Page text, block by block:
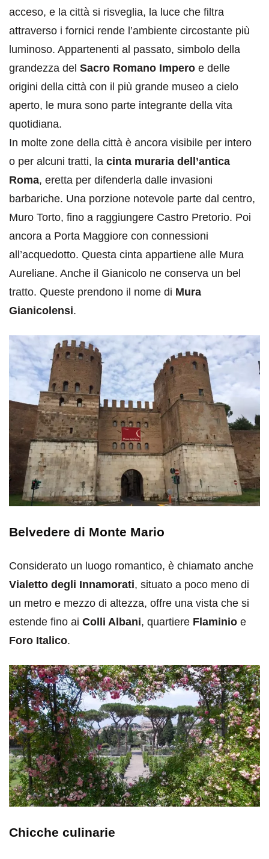
acceso, e la città si risveglia, la luce che filtra
attraverso i fornici rende l’ambiente circostante più
luminoso. Appartenenti al passato, simbolo della
grandezza del Sacro Romano Impero e delle
origini della città con il più grande museo a cielo
aperto, le mura sono parte integrante della vita
quotidiana.
In molte zone della città è ancora visibile per intero
o per alcuni tratti, la cinta muraria dell’antica
Roma, eretta per difenderla dalle invasioni
barbariche. Una porzione notevole parte dal centro,
Muro Torto, fino a raggiungere Castro Pretorio. Poi
ancora a Porta Maggiore con connessioni
all’acquedotto. Questa cinta appartiene alle Mura
Aureliane. Anche il Gianicolo ne conserva un bel
tratto. Queste prendono il nome di Mura
Gianicolensi.
Belvedere di Monte Mario
Considerato un luogo romantico, è chiamato anche
Vialetto degli Innamorati, situato a poco meno di
un metro e mezzo di altezza, offre una vista che si
estende fino ai Colli Albani, quartiere Flaminio e
Foro Italico.
Chicche culinarie